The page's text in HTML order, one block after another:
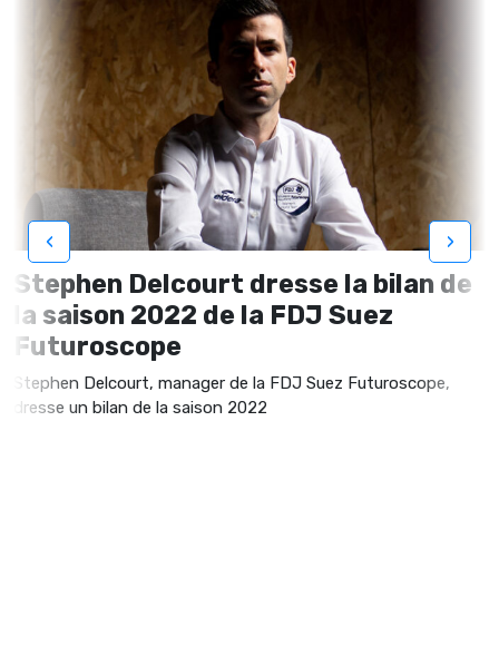
Stephen Delcourt dresse la bilan de
la saison 2022 de la FDJ Suez
Futuroscope
Stephen Delcourt, manager de la FDJ Suez Futuroscope,
dresse un bilan de la saison 2022
‹ ›